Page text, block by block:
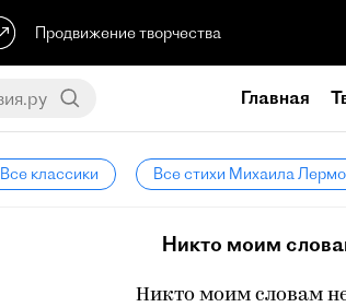
Продвижение творчества
Главная
Все классики Все стихи Михаила
Никто моим
Никто моим словам